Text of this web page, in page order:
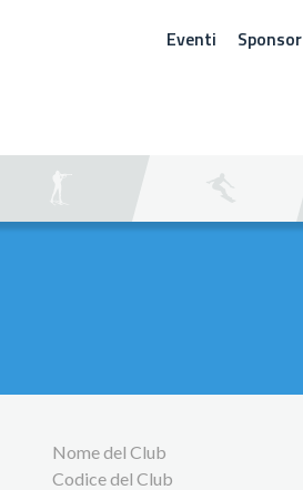
Eventi Sponsor
Nome del Club
Codice del Club